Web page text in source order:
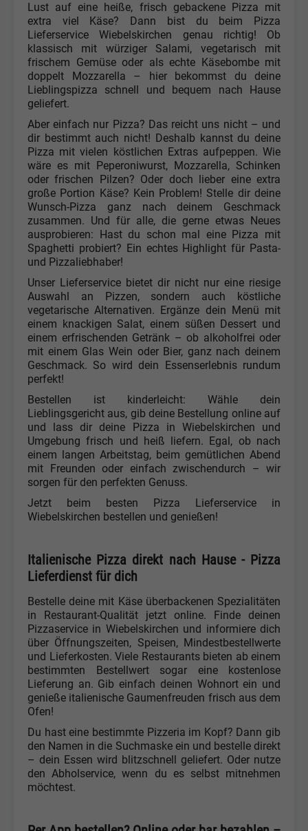
Lust auf eine heiße, frisch gebackene Pizza mit
extra viel Käse? Dann bist du beim Pizza
Lieferservice Wiebelskirchen genau richtig! Ob
klassisch mit würziger Salami, vegetarisch mit
frischem Gemüse oder als echte Käsebombe mit
doppelt Mozzarella – hier bekommst du deine
Lieblingspizza schnell und bequem nach Hause
geliefert.
Aber einfach nur Pizza? Das reicht uns nicht – und
dir bestimmt auch nicht! Deshalb kannst du deine
Pizza mit vielen köstlichen Extras aufpeppen. Wie
wäre es mit Peperoniwurst, Mozzarella, Schinken
oder frischen Pilzen? Oder doch lieber eine extra
große Portion Käse? Kein Problem! Stelle dir deine
Wunsch-Pizza ganz nach deinem Geschmack
zusammen. Und für alle, die gerne etwas Neues
ausprobieren: Hast du schon mal eine Pizza mit
Spaghetti probiert? Ein echtes Highlight für Pasta-
und Pizzaliebhaber!
Unser Lieferservice bietet dir nicht nur eine riesige
Auswahl an Pizzen, sondern auch köstliche
vegetarische Alternativen. Ergänze dein Menü mit
einem knackigen Salat, einem süßen Dessert und
einem erfrischenden Getränk – ob alkoholfrei oder
mit einem Glas Wein oder Bier, ganz nach deinem
Geschmack. So wird dein Essenserlebnis rundum
perfekt!
Bestellen ist kinderleicht: Wähle dein
Lieblingsgericht aus, gib deine Bestellung online auf
und lass dir deine Pizza in Wiebelskirchen und
Umgebung frisch und heiß liefern. Egal, ob nach
einem langen Arbeitstag, beim gemütlichen Abend
mit Freunden oder einfach zwischendurch – wir
sorgen für den perfekten Genuss.
Jetzt beim besten Pizza Lieferservice in
Wiebelskirchen bestellen und genießen!
Italienische Pizza direkt nach Hause - Pizza
Lieferdienst für dich
Bestelle deine mit Käse überbackenen Spezialitäten
in Restaurant-Qualität jetzt online. Finde deinen
Pizzaservice in Wiebelskirchen und informiere dich
über Öffnungszeiten, Speisen, Mindestbestellwerte
und Lieferkosten. Viele Restaurants bieten ab einem
bestimmten Bestellwert sogar eine kostenlose
Lieferung an. Gib einfach deinen Wohnort ein und
genieße italienische Gaumenfreuden frisch aus dem
Ofen!
Du hast eine bestimmte Pizzeria im Kopf? Dann gib
den Namen in die Suchmaske ein und bestelle direkt
– dein Essen wird blitzschnell geliefert. Oder nutze
den Abholservice, wenn du es selbst mitnehmen
möchtest.